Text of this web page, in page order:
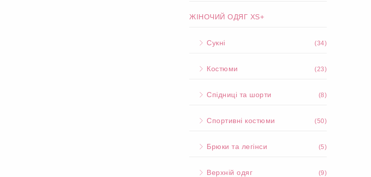
ЖІНОЧИЙ ОДЯГ XS+
Сукні (34)
Костюми (23)
Спідниці та шорти (8)
Спортивні костюми (50)
Брюки та легінси (5)
Верхній одяг (9)